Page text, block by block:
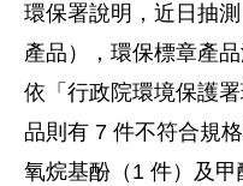
環保署說明，近日抽
產品），環保標章產
依「行政院環境保護
品則有 7 件不符合規
氧烷基酚（1 件）及